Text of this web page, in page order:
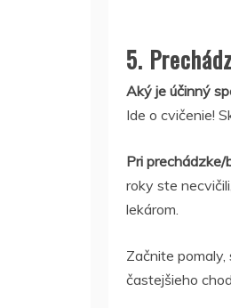
5.
Aký je účinný
Ide o cvičenie!
Pri prechádzke/
roky ste
lekárom.
Začnite
častejšieho